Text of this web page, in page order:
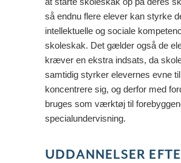
så endnu flere elever kan styrke
intellektuelle og sociale
skoleskak. Det gælder også de
kræver en ekstra indsats, da
samtidig styrker elevernes evne
koncentrere sig, og derfor med
bruges som værktøj til
specialundervisning.
UDDANNELSER